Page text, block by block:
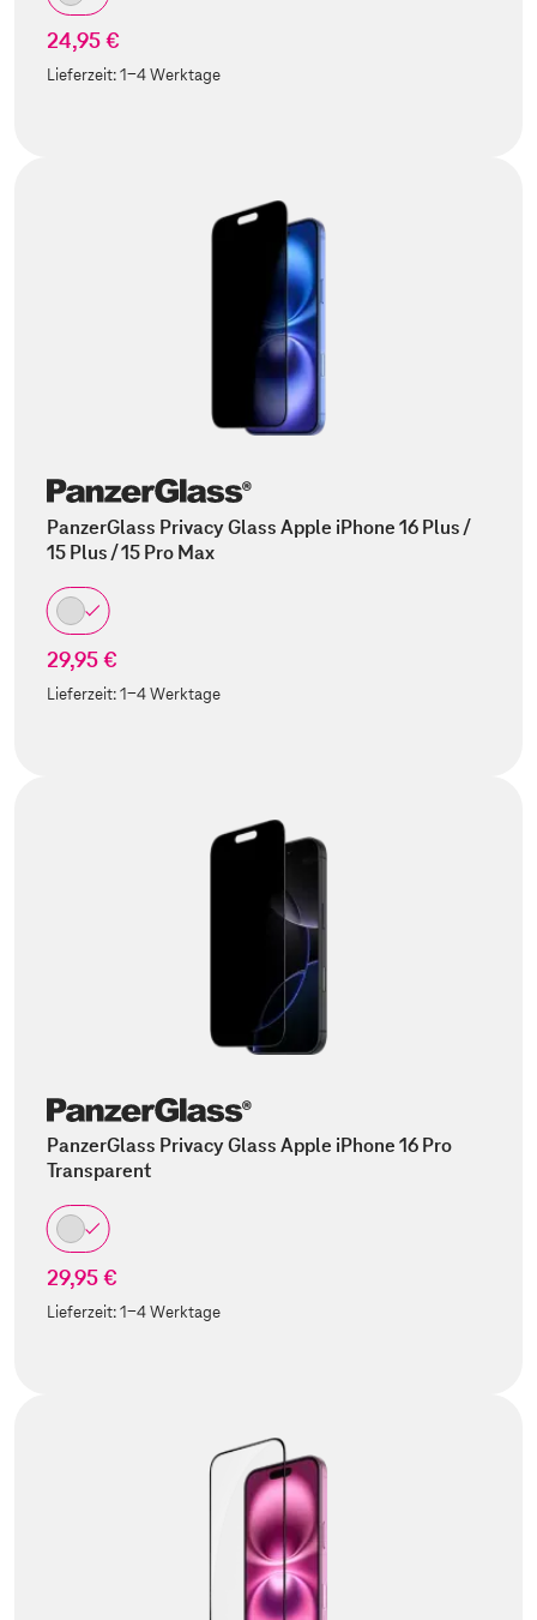
24,95 €
Lieferzeit:1-4 Werktage
PanzerGlass Privacy Glass Apple iPhone 16 Plus /
15 Plus / 15 Pro Max
29,95 €
Lieferzeit:1-4 Werktage
PanzerGlass Privacy Glass Apple iPhone 16 Pro
Transparent
29,95 €
Lieferzeit:1-4 Werktage